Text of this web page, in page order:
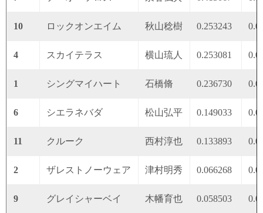
10 ロックオンエイム 秋山稔樹 0.253243
4 スカイテラス 横山琉人 0.253081
1 シングマイハート 石橋脩 0.236730
6 シエラネバダ 松山弘平 0.149033
11 クルーク 西村淳也 0.133893
2 ザレストノーウェア 津村明秀 0.066268
9 グレイシャーベイ 木幡育也 0.058503